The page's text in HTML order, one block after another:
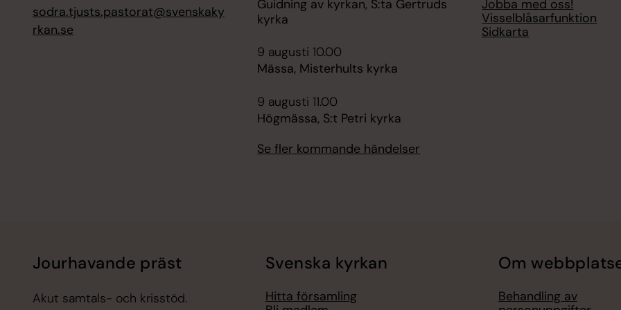
sodra.tjusts.pastorat@svenskaky
rkan.se
Guidning av kyrkan, S:ta Gertruds
kyrka
9 augusti 10.00
Mässa, Misterhults kyrka
9 augusti 11.00
Högmässa, S:t Petri kyrka
Se fler kommande händelser
Jobba med oss!
Visselblåsarfunktion
Sidkarta
Jourhavande präst
Akut samtals- och krisstöd.
Svenska kyrkan
Hitta församling
Om
Behandling av